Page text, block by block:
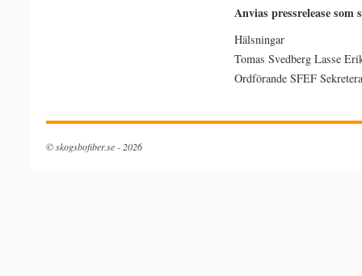
Anvias pressrelease
Hälsningar
Tomas Svedberg Lasse
Ordförande SFEF
© skogsbofiber.se - 2026